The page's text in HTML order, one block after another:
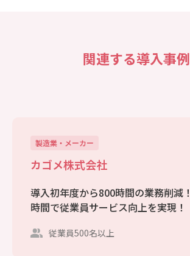
関連する導入事例
製造業・メーカー
カゴメ株式会社
導入初年度から800時間の業務削減
時間で従業員サービス向上を実現！
従業員500名以上